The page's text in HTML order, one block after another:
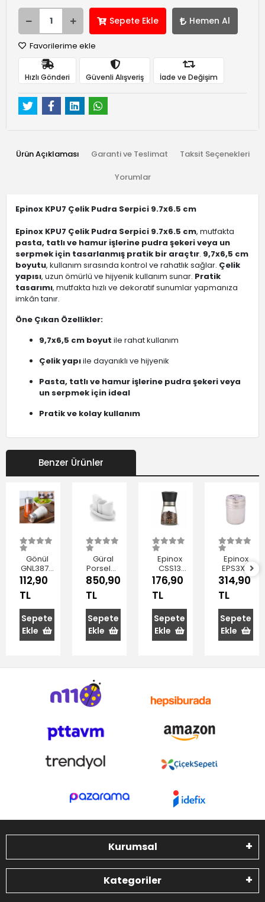
Sepete Ekle Hemen Al
Favorilerime ekle
Hızlı Gönderi Güvenli Alışveriş İade ve Değişim
Ürün Açıklaması Garanti ve Teslimat Taksit Seçenekleri
Yorumlar
Epinox KPU7 Çelik Pudra Serpici 9.7x6.5 cm
Epinox KPU7 Çelik Pudra Serpici 9.7x6.5 cm, mutfakta
pasta, tatlı ve hamur işlerine pudra şekeri veya un
serpmek için tasarlanmış pratik bir araçtır. 9,7x6,5 cm
boyutu, kullanım sırasında kontrol ve rahatlık sağlar. Çelik
yapısı, uzun ömürlü ve hijyenik kullanım sunar. Pratik
tasarımı, mutfakta hızlı ve dekoratif sunumlar yapmanıza
imkân tanır.
Öne Çıkan Özellikler:
9,7x6,5 cm boyut ile rahat kullanım
Çelik yapıile dayanıklı ve hijyenik
Pasta, tatlı ve hamur işlerine pudra şekeri veya
un serpmek için ideal
Pratik ve kolay kullanım
Benzer Ürünler
Gönül
GNL3872
Cam
Tuzluk
100 cc 2'li
112,90
TL
Sepete
Ekle
Güral
Porselen
GR04TBS
Tuzluk
Biberlik
Seti
850,90
TL
Sepete
Ekle
Epinox
CSS13
Cam
Hazneli
Tuz-
Biber
Değirmeni
13 cm
176,90
TL
Sepete
Ekle
Epinox
EPS3X9
Çelik Pul
Biberlik
9x6.5 cm
314,90
TL
Sepete
Ekle
Kurumsal
Kategoriler